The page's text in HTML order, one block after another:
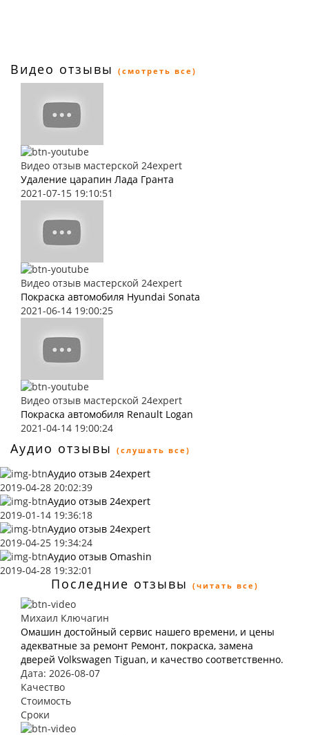
Видео отзывы (смотреть все)
Видео отзыв мастерской 24expert
Удаление царапин Лада Гранта
2021-07-15 19:10:51
Видео отзыв мастерской 24expert
Покраска автомобиля Hyundai Sonata
2021-06-14 19:00:25
Видео отзыв мастерской 24expert
Покраска автомобиля Renault Logan
2021-04-14 19:00:24
Аудио отзывы (слушать все)
Аудио отзыв 24expert
2019-04-28 20:02:39
Аудио отзыв 24expert
2019-01-14 19:36:18
Аудио отзыв 24expert
2019-04-25 19:34:24
Аудио отзыв Omashin
2019-04-28 19:32:01
Последние отзывы (читать все)
Михаил Ключагин
Омашин достойный сервис нашего времени, и цены
адекватные за ремонт Ремонт, покраска, замена
дверей Volkswagen Tiguan, и качество соответственно.
Дата: 2026-08-07
Качество
Стоимость
Сроки